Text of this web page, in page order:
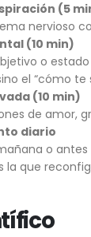
(5
nervioso
(10 min)
o
el “cómo te
(10 min)
de amor,
diario
o antes
la que